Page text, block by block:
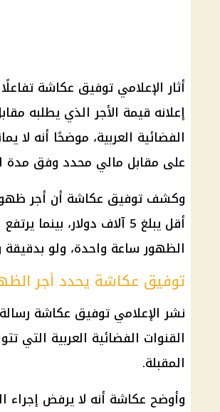
أثار الإعلامي توفيق عكاشة
إعلانه قيمة الأجر الذي يطلبه
الفضائية العربية، موضحًا أنه لا
على مقابل مالي محدد وفق مدة
وكشف توفيق عكاشة أن أجر
الظهور ساعة واحدة، ولو
توفيق عكاشة يحدد أجر
نشر الإعلامي توفيق عكاشة
القنوات الفضائية العربية التي
المقبلة.
وأوضح عكاشة أنه لا يرفض إجراء